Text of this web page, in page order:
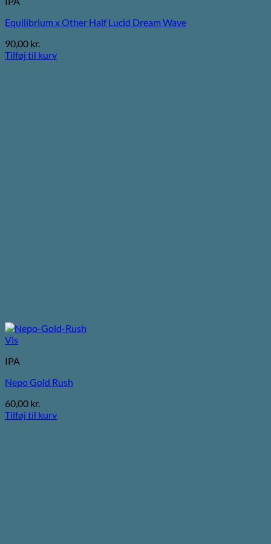
Equilibrium x Other Half Lucid Dream Wave
90,00 kr.
Tilføj til kurv
Vis
IPA
Nepo Gold Rush
60,00 kr.
Tilføj til kurv